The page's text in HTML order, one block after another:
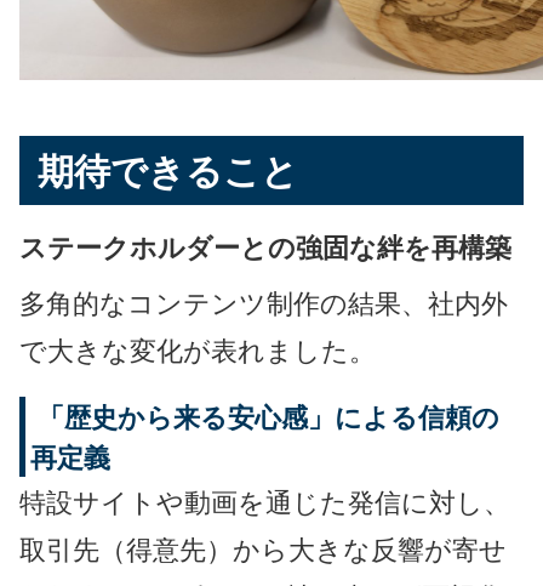
期待できること
ステークホルダーとの強固な絆を再構築
多角的なコンテンツ制作の結果、社内外
で大きな変化が表れました。
「歴史から来る安心感」による信頼の
再定義
特設サイトや動画を通じた発信に対し、
取引先（得意先）から大きな反響が寄せ